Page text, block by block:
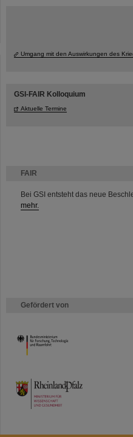
FAIR
Bei GSI entsteht das neue
mehr.
Gefördert von
HMWK
TMWWDG
Umgang mit den Auswirkungen des
GSI-FAIR Kolloquium
Aktuelle Termine